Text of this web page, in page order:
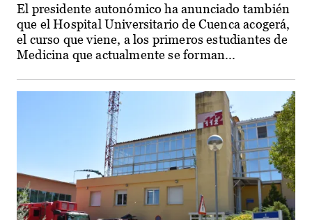
El presidente autonómico ha anunciado también
que el Hospital Universitario de Cuenca acogerá,
el curso que viene, a los primeros estudiantes de
Medicina que actualmente se forman...